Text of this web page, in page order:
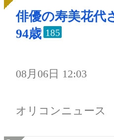
俳優の寿美花代
94歳 185
08月06日 12:03
オリコンニュース